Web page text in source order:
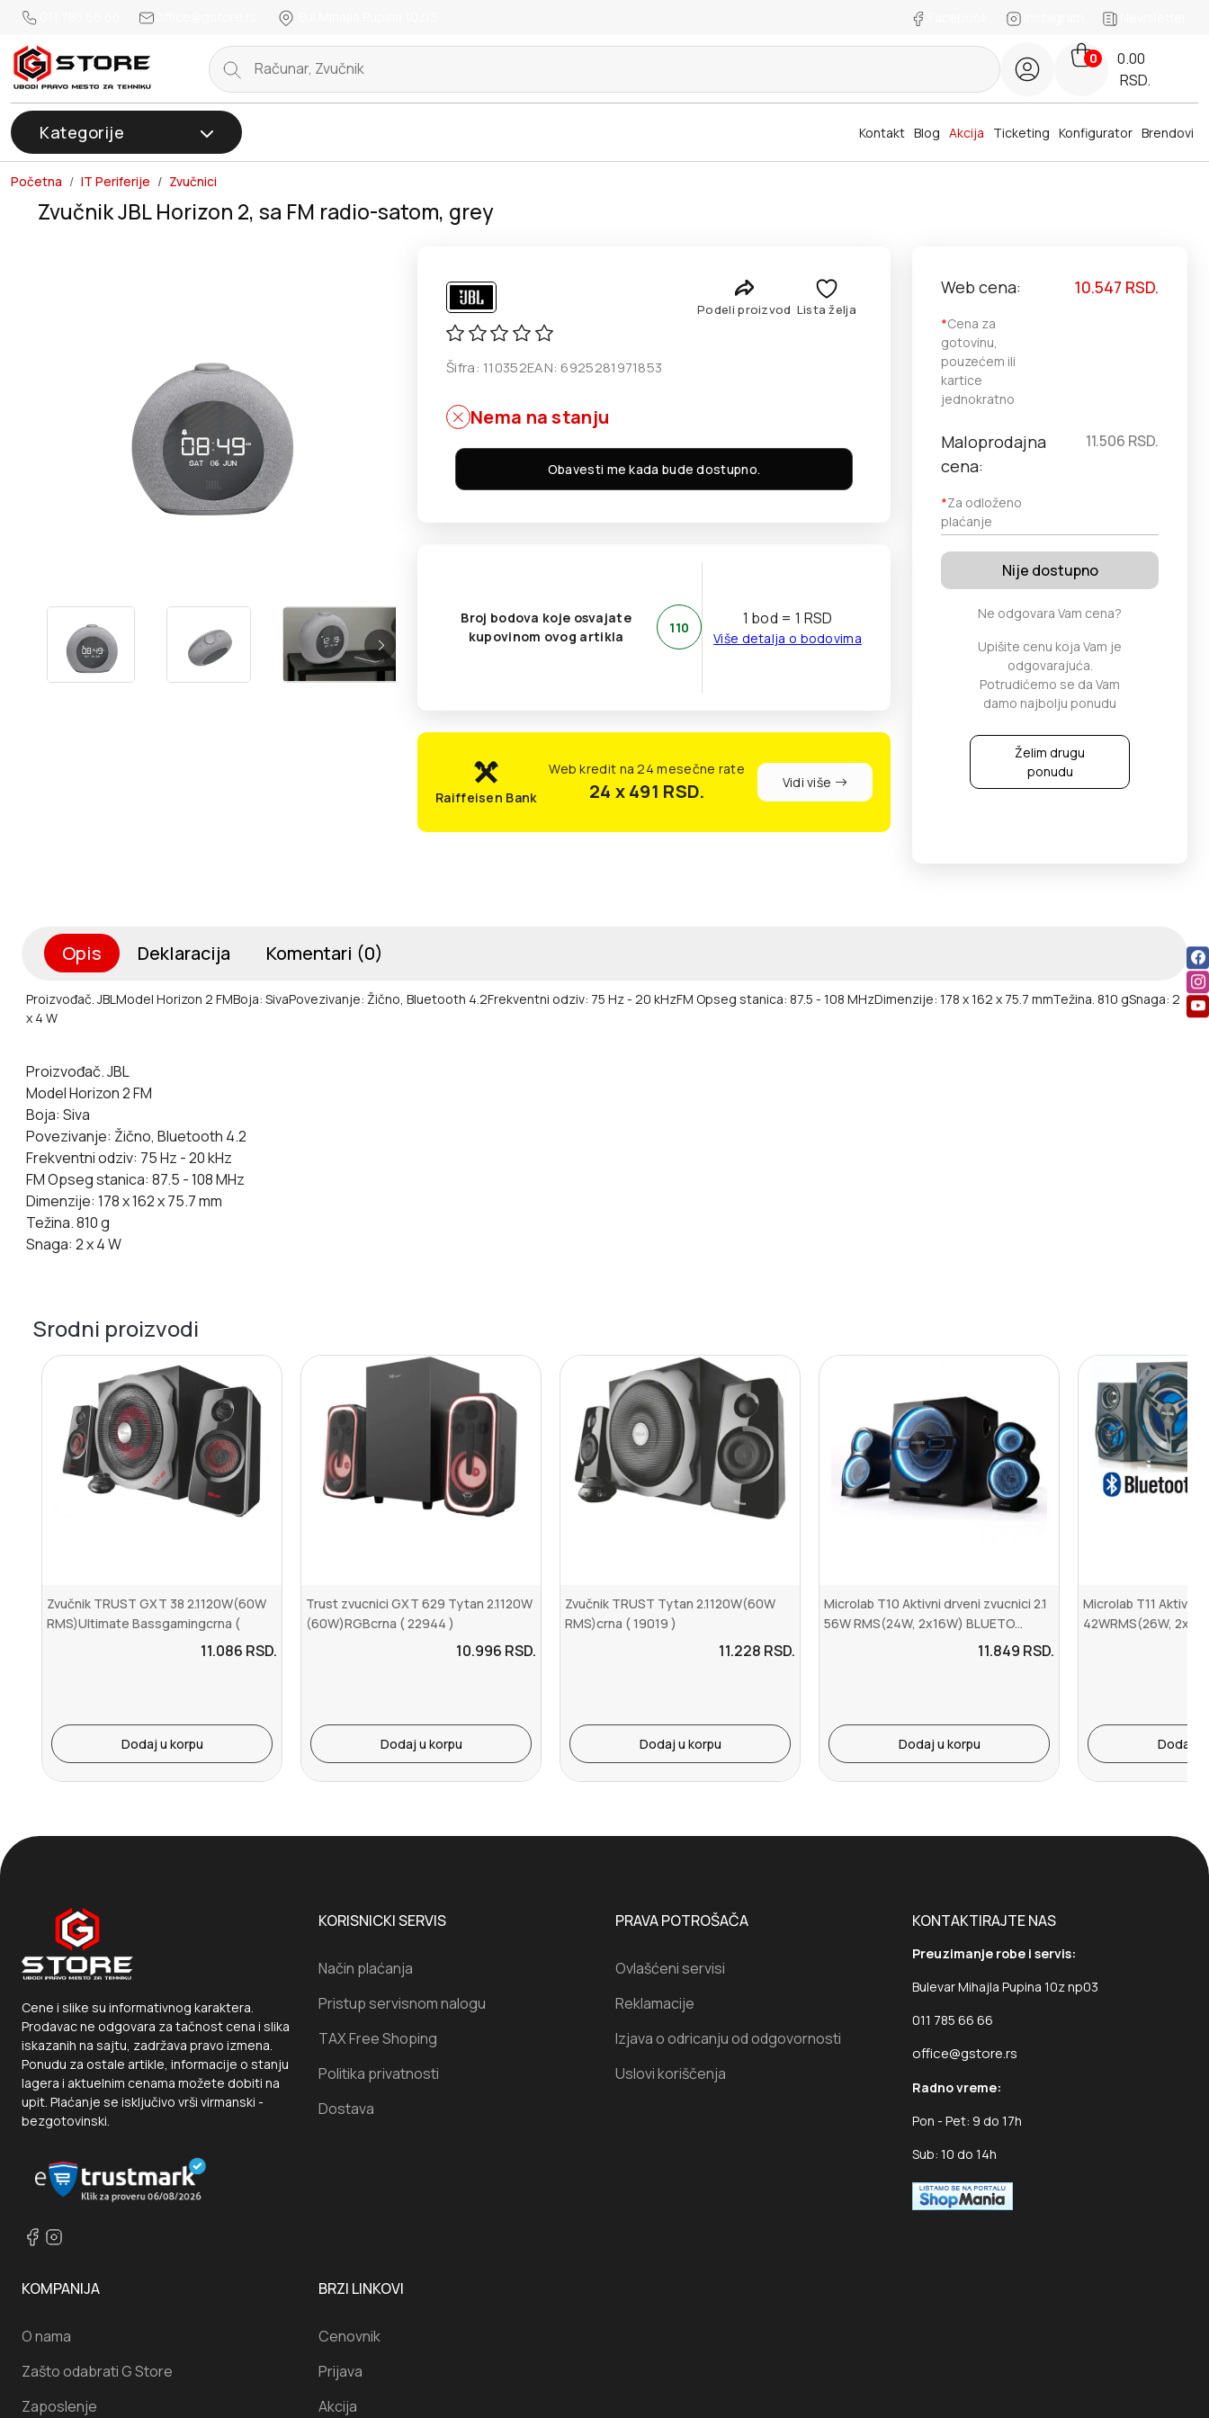
Instagram Newsletter
0
0.00
RSD.
Kategorije Brendovi
Blog Akcija
Kontakt Ticketing Konfigurator
Početna IT Periferije Zvučnici
Zvučnik JBL Horizon 2, sa FM radio-satom, grey
Podeli proizvod Lista želja
Šifra: 110352EAN: 6925281971853
Nema na stanju
Obavesti me kada bude dostupno.
Broj bodova koje osvajate
kupovinom ovog artikla
110 1 bod = 1 RSD
Više detalja o bodovima
Raiffeisen Bank
Web kredit na 24 mesečne rate
24 x 491 RSD. Vidi više
Web cena:
*Cena za
gotovinu,
pouzećem ili
kartice
jednokratno
10.547 RSD.
Maloprodajna
cena:
*Za odloženo
plaćanje
11.506 RSD.
Nije dostupno
Ne odgovara Vam cena?
Upišite cenu koja Vam je
odgovarajuća.
Potrudićemo se da Vam
damo najbolju ponudu
Želim drugu
ponudu
Opis Deklaracija Komentari (0)
Proizvođač. JBLModel Horizon 2 FMBoja: SivaPovezivanje: Žično, Bluetooth 4.2Frekventni odziv: 75 Hz - 20 kHzFM Opseg stanica: 87.5 - 108 MHzDimenzije: 178 x 162 x 75.7 mmTežina. 810 gSnaga: 2
x 4 W
Proizvođač. JBL
Model Horizon 2 FM
Boja: Siva
Povezivanje: Žično, Bluetooth 4.2
Frekventni odziv: 75 Hz - 20 kHz
FM Opseg stanica: 87.5 - 108 MHz
Dimenzije: 178 x 162 x 75.7 mm
Težina. 810 g
Snaga: 2 x 4 W
Srodni proizvodi
Zvučnik TRUST GXT 38 2.1120W(60W
RMS)Ultimate Bassgamingcrna (
11.086 RSD.
Dodaj u korpu
Trust zvucnici GXT 629 Tytan 2.1120W
(60W)RGBcrna ( 22944 )
10.996 RSD.
Dodaj u korpu
Zvučnik TRUST Tytan 2.1120W(60W
RMS)crna ( 19019 )
11.228 RSD.
Dodaj u korpu
Microlab T10 Aktivni drveni zvucnici 2.1
56W RMS(24W, 2x16W) BLUETO...
11.849 RSD.
Dodaj u korpu
Microlab T11 Aktivni
42WRMS(26W,
Dodaj u
Cene i slike su informativnog karaktera.
Prodavac ne odgovara za tačnost cena i slika
iskazanih na sajtu, zadržava pravo izmena.
Ponudu za ostale artikle, informacije o stanju
lagera i aktuelnim cenama možete dobiti na
upit. Plaćanje se isključivo vrši virmanski -
bezgotovinski.
KORISNICKI SERVIS
Način plaćanja
Pristup servisnom nalogu
TAX Free Shoping
Politika privatnosti
Dostava
PRAVA POTROŠAČA
Ovlašćeni servisi
Reklamacije
Izjava o odricanju od odgovornosti
Uslovi koriščenja
KONTAKTIRAJTE NAS
Preuzimanje robe i servis:
Bulevar Mihajla Pupina 10z np03
011 785 66 66
office@gstore.rs
Radno vreme:
Pon - Pet: 9 do 17h
Sub: 10 do 14h
KOMPANIJA
O nama
Zašto odabrati G Store
Zaposlenje
BRZI LINKOVI
Cenovnik
Prijava
Akcija